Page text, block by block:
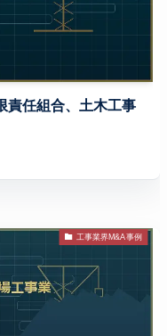
責任組合、土木工事
工事業界M&A事例